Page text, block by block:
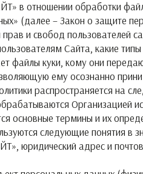
в отношении обработки
(далее – Закон о защите
прав и свобод
Сайта, какие
файлы куки, кому они
ему осознанно
распространяется на
Организацией
основные термины и их
следующие понятия в
юридический адрес и